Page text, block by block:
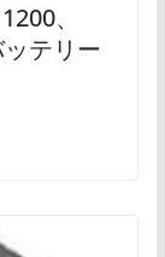
、
テリー